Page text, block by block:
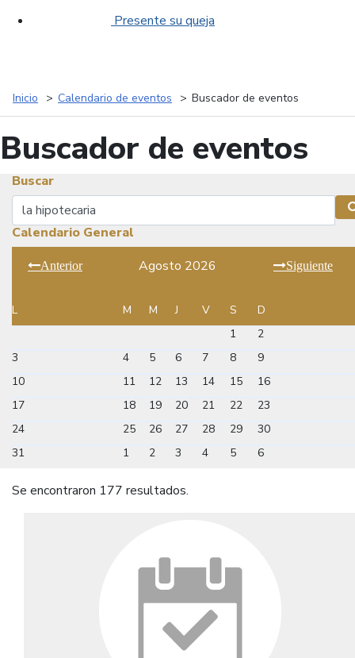
Presente su queja
Inicio Calendario de eventos Buscador de eventos
Buscador de eventos
Buscar
Buscar
Calendario General
Anterior Agosto 2026 Siguiente
L M M J V S
D
1
2
3
4 5 6 7 8
9
10
11 12 13 14 15
16
17
18 19 20 21 22
23
24
25 26 27 28 29
30
31
1 2 3 4 5 6
Se encontraron 177 resultados.